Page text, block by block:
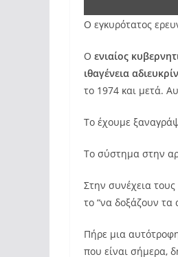
Ο εγκυρότατος
Ο ενιαίος
ιθαγένεια
το 1974 και μετά.
Το έχουμε
Το σύστημα στην
Στην συνέχεια
το “να δοξάζουν τα
Πήρε μια
που είναι σήμερα,